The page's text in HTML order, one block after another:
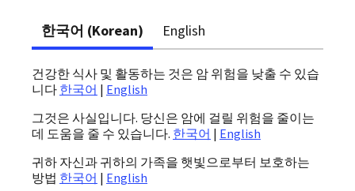
한국어 (Korean) English
건강한 식사 및 활동하는 것은 암 위험을 낮출 수 있습
니다 한국어 | English
그것은 사실입니다. 당신은 암에 걸릴 위험을 줄이는
데 도움을 줄 수 있습니다. 한국어 | English
귀하 자신과 귀하의 가족을 햇빛으로부터 보호하는
방법 한국어 | English